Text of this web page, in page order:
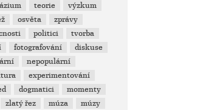
teorie
výzkum
osvěta
zprávy
politici
tvorba
fotografování
diskuse
nepopulární
experimentování
dogmatici
momenty
zlatý řez múza
múzy